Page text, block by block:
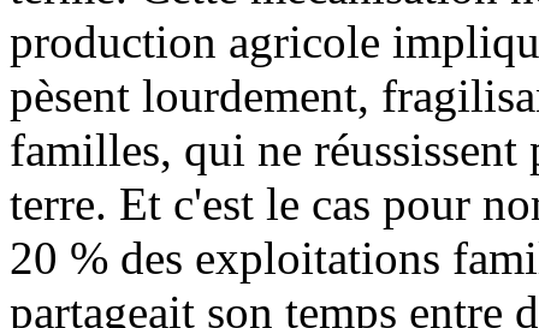
production agricole
pèsent lourdement,
familles, qui ne
terre. Et c'est le cas pour
20 % des exploitations
partageait son temps entre